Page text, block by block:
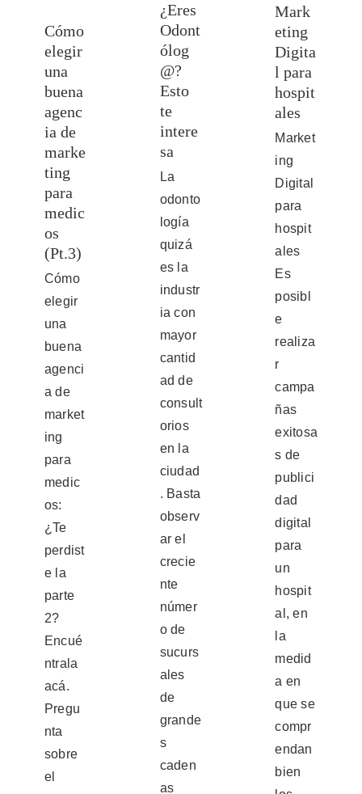
Cómo
elegir
una
buena
agenc
ia de
marke
ting
para
medic
os
(Pt.3)
Cómo
elegir
una
buena
agenci
a de
market
ing
para
medic
os:
¿Te
perdist
e la
parte
2?
Encué
ntrala
acá.
Pregu
nta
sobre
el
¿Eres
Odont
ólog
@?
Esto
te
intere
sa
La
odonto
logía
quizá
es la
industr
ia con
mayor
cantid
ad de
consult
orios
en la
ciudad
. Basta
observ
ar el
crecie
nte
númer
o de
sucurs
ales
de
grande
s
caden
as
Mark
eting
Digita
l para
hospit
ales
Market
ing
Digital
para
hospit
ales
Es
posibl
e
realiza
r
campa
ñas
exitosa
s de
publici
dad
digital
para
un
hospit
al, en
la
medid
a en
que se
compr
endan
bien